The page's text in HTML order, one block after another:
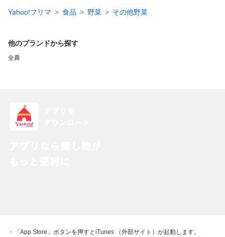
Yahoo!フリマ 食品 野菜 その他野菜
他のブランドから探す
全農
・「App Store」ボタンを押すとiTunes （外部サイト）が起動します。